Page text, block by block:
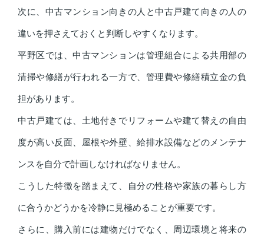
次に、中古マンション向きの人と中古戸建て向きの人の
違いを押さえておくと判断しやすくなります。
平野区では、中古マンションは管理組合による共用部の
清掃や修繕が行われる一方で、管理費や修繕積立金の負
担があります。
中古戸建ては、土地付きでリフォームや建て替えの自由
度が高い反面、屋根や外壁、給排水設備などのメンテナ
ンスを自分で計画しなければなりません。
こうした特徴を踏まえて、自分の性格や家族の暮らし方
に合うかどうかを冷静に見極めることが重要です。
さらに、購入前には建物だけでなく、周辺環境と将来の